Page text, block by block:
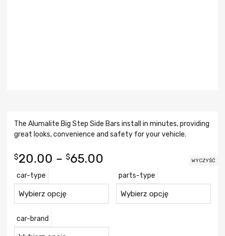
The Alumalite Big Step Side Bars install in minutes, providing
great looks, convenience and safety for your vehicle.
$20.00 – $65.00
car-type parts-type
сar-brand
WYCZYŚĆ